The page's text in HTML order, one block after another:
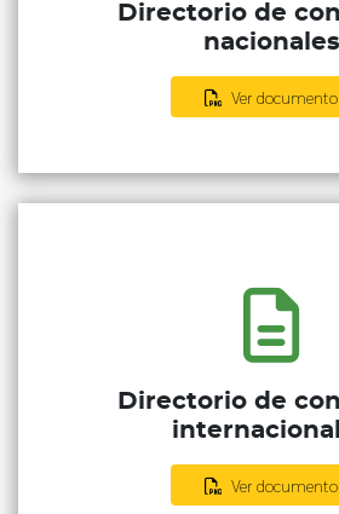
Directorio de
nacionales
Ver documento
Directorio de
Ver documento